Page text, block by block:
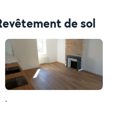
de sol
.